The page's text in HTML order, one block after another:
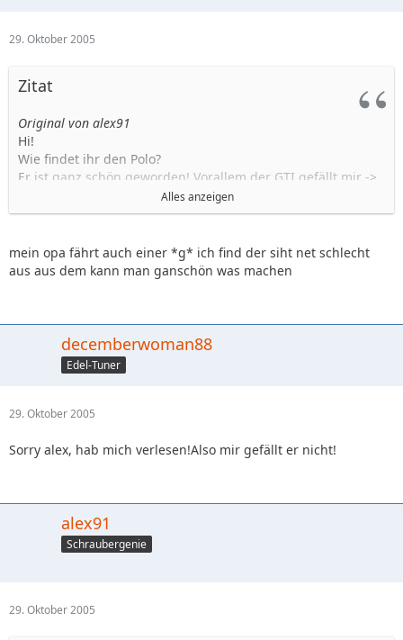
29. Oktober 2005
Zitat
Original von alex91
Hi!
Wie findet ihr den Polo?
Er ist ganz schön geworden! Vorallem der GTI gefällt mir ->
Endlich ein richtig starker Motor im Polo!
Ich mochte den Polo nie wirklich doch das bisher neuste
Endlich sieht er auch mal von hinten ganz gut aus. Hat ein
bisschen mehr noch vom Golf bekommen mit den neuen
Also mir gefällt er recht gut -> wird jedoch nie wirklich an
den Golf rankommen
Alex
Alles anzeigen
mein opa fährt auch einer *g* ich find der siht net schlecht
aus aus dem kann man ganschön was machen
decemberwoman88
Edel-Tuner
29. Oktober 2005
Sorry alex, hab mich verlesen!Also mir gefällt er nicht!
alex91
Schraubergenie
29. Oktober 2005